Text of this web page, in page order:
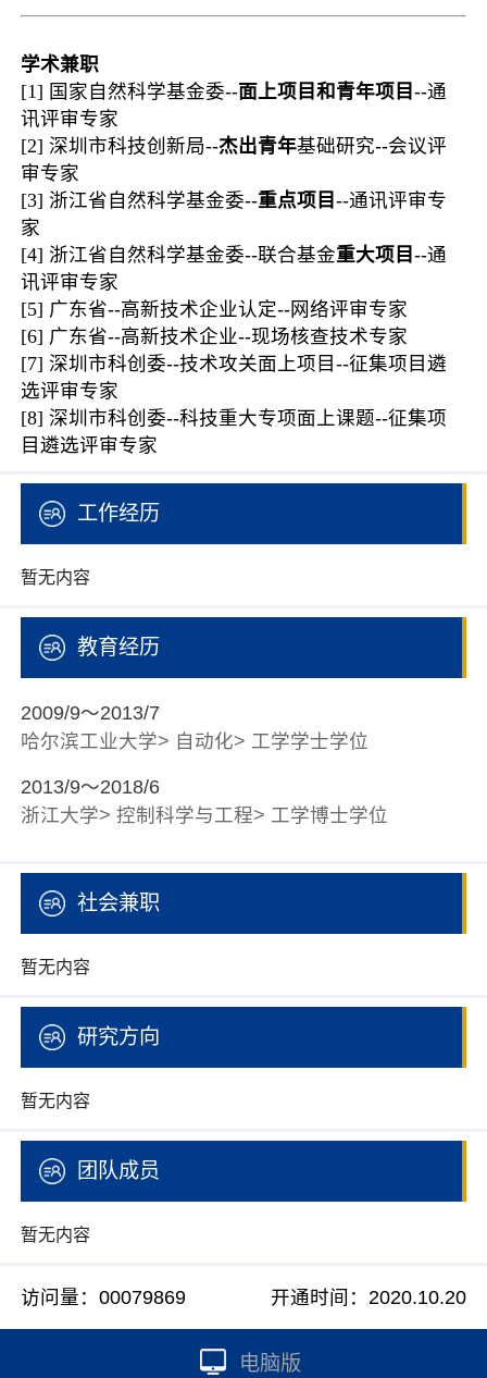
学术兼职
[1] 国家自然科学基金委--面上项目和青年项目--通
讯评审专家
[2]深圳市科技创新局--杰出青年基础研究--会议评
审专家
[3] 浙江省自然科学基金委--重点项目--通讯评审专
家
[4] 浙江省自然科学基金委--联合基金重大项目--通
讯评审专家
[5] 广东省--高新技术企业认定--网络评审专家
[6] 广东省--高新技术企业--现场核查技术专家
[7]深圳市科创委--技术攻关面上项目--征集项目遴
选评审专家
[8]深圳市科创委--科技重大专项面上课题--征集项
目遴选评审专家
工作经历
暂无内容
教育经历
2009/9～2013/7
哈尔滨工业大学> 自动化> 工学学士学位
2013/9～2018/6
浙江大学> 控制科学与工程> 工学博士学位
社会兼职
暂无内容
研究方向
暂无内容
团队成员
暂无内容
访问量：00079869 开通时间： 2020.10.20
电脑版